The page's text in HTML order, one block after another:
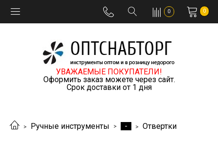
0 0
УВАЖАЕМЫЕ ПОКУПАТЕЛИ!
Оформить заказ можете через сайт.
Срок доставки от 1 дня
Ручные инструменты - Отвертки